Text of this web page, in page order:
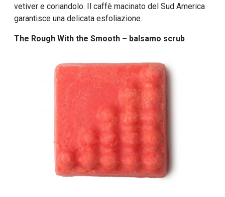
vetiver e coriandolo. Il caffè macinato del Sud America
garantisce una delicata esfoliazione.
The Rough With the Smooth – balsamo scrub